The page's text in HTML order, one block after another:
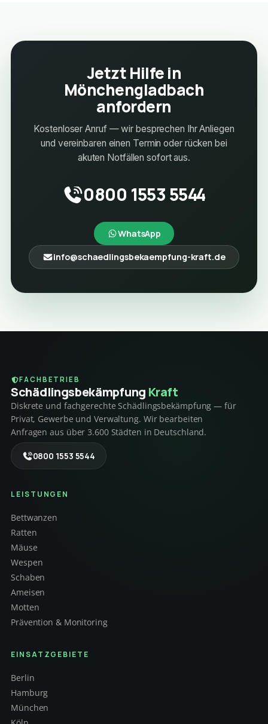
Jetzt Hilfe in
Mönchengladbach
anfordern
Kostenloser Anruf — wir besprechen Ihr Anliegen
und vereinbaren einen Termin oder rücken bei
akuten Notfällen sofort aus.
0800 1553 5544
WhatsApp
info@schaedlingsbekaempfung-kraft.de
FACHBETRIEB
Schädlings­bekämpfung Kraft
Diskrete und fachgerechte Schädlingsbekämpfung — für
Privat, Gewerbe und Verwaltung. Wir bearbeiten
Anfragen aus über 3.600 Städten in Deutschland.
0800 1553 5544
LEISTUNGEN
Bettwanzen
Ratten
Mäuse
Wespen
Schaben
Ameisen
Motten
Prävention & Monitoring
EINSATZGEBIETE
Berlin
Hamburg
München